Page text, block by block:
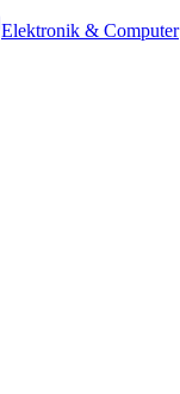
Elektronik & Computer